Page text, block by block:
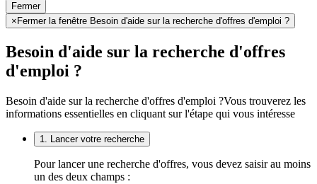
Fermer
× Fermer la fenêtre Besoin d'aide sur la recherche d'offres d'emploi ?
Besoin d'aide sur la recherche d'offres
d'emploi ?
Besoin d'aide sur la recherche d'offres d'emploi ?Vous trouverez les
informations essentielles en cliquant sur l'étape qui vous intéresse
1. Lancer votre recherche
Pour lancer une recherche d'offres, vous devez saisir au moins
un des deux champs :